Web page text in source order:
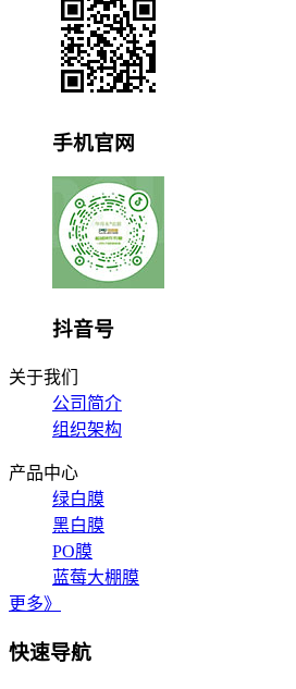
手机官网
抖音号
关于我们
公司简介
组织架构
产品中心
绿白膜
黑白膜
PO膜
蓝莓大棚膜
更多》
快速导航